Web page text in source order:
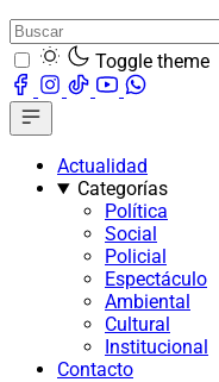
Toggle theme
Actualidad
Categorías
Política
Social
Policial
Espectáculo
Ambiental
Cultural
Institucional
Contacto